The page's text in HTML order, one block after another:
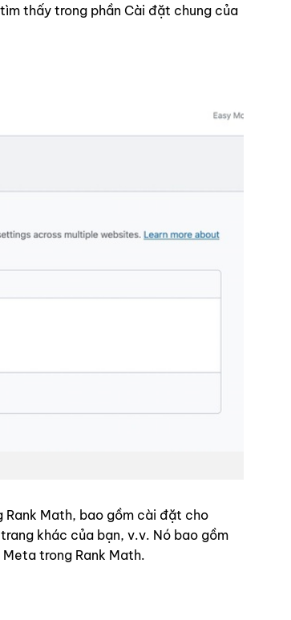
thấy trong phần Cài đặt chung của
Math, bao gồm cài đặt cho
khác của bạn, v.v. Nó bao gồm
trong Rank Math.